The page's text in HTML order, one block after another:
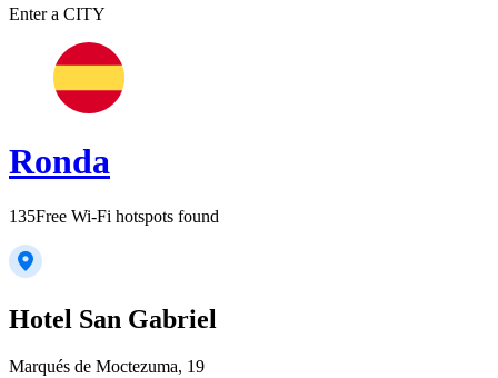
Enter a CITY
Ronda
135Free Wi-Fi hotspots found
Hotel San Gabriel
Marqués de Moctezuma, 19